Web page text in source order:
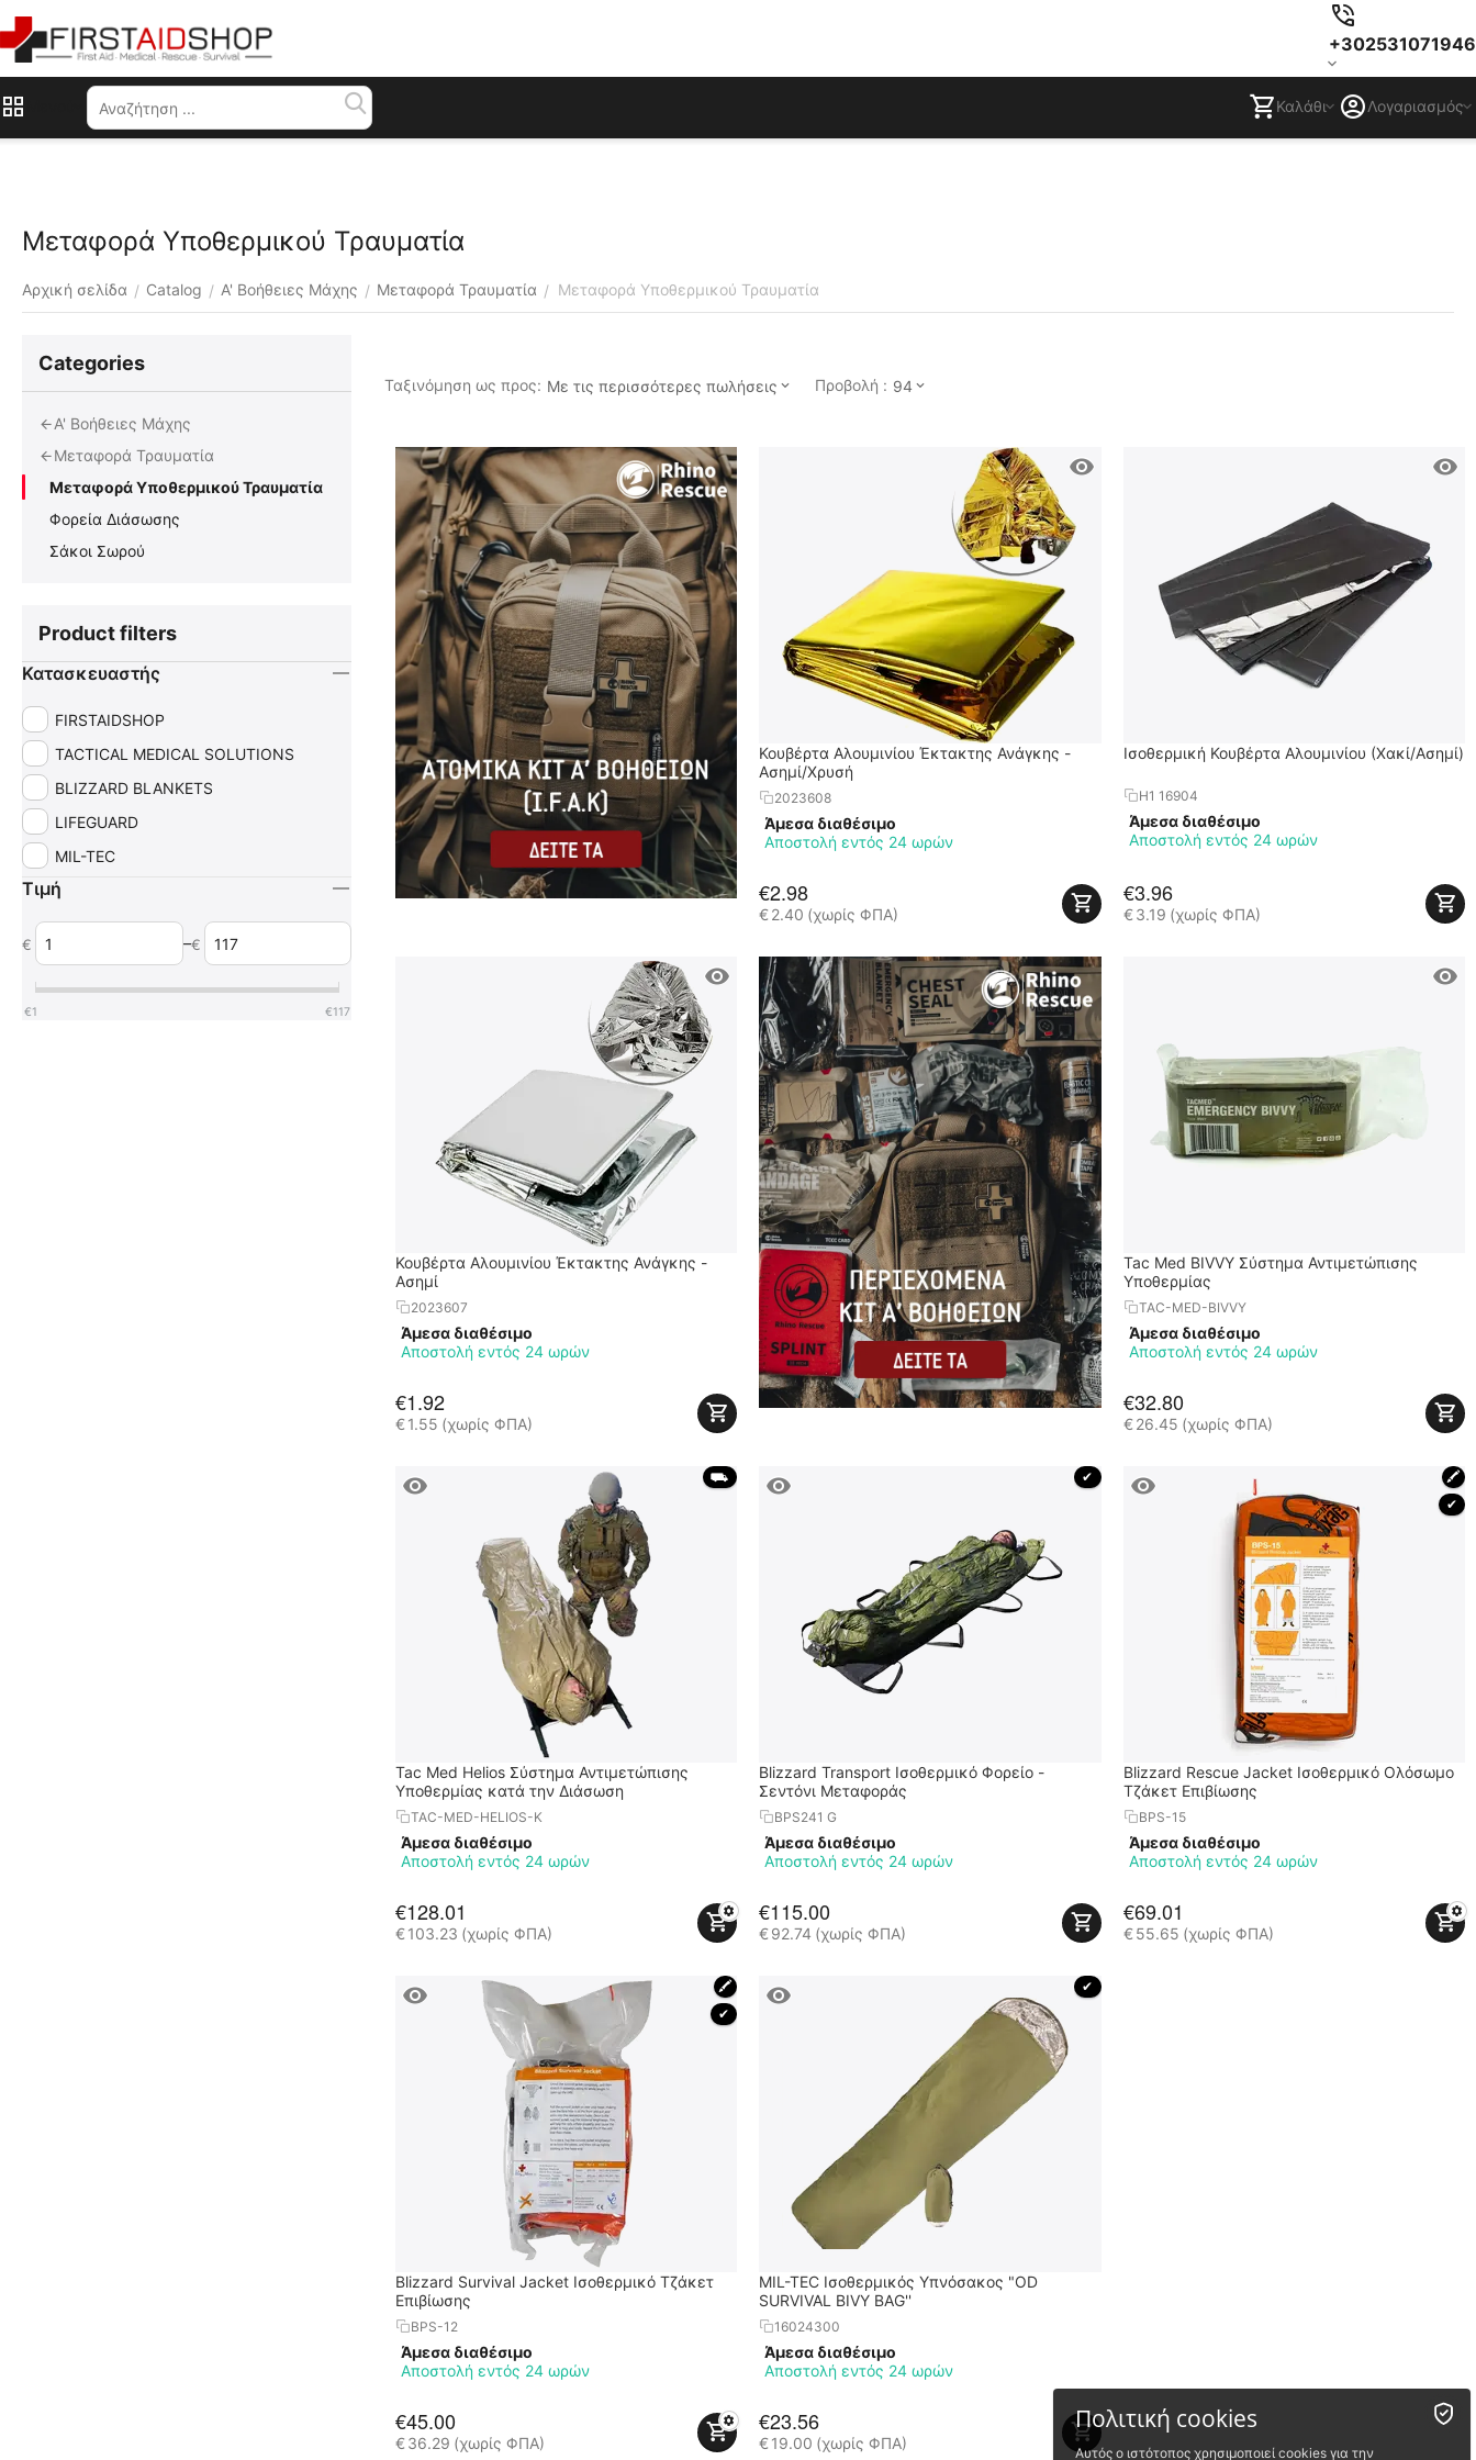
+302531071946
Καλάθι Λογαριασμός
Μεταφορά Υποθερμικού Τραυματία
Αρχική σελίδα / Catalog / Α' Βοήθειες Μάχης / Μεταφορά Τραυματία / Μεταφορά Υποθερμικού Τραυματία
Ταξινόμηση ως προς: Με τις περισσότερες πωλήσεις Προβολή : 94
Κουβέρτα Αλουμινίου Έκτακτης Ανάγκης -
Ασημί/Χρυσή
2023608
Άμεσα διαθέσιμο
Αποστολή εντός 24 ωρών
€2.98
€2.40 (χωρίς ΦΠΑ)
Ισοθερμική Κουβέρτα Αλουμινίου (Χακί/Ασημί)
H1 16904
Άμεσα διαθέσιμο
Αποστολή εντός 24 ωρών
€3.96
€3.19 (χωρίς ΦΠΑ)
Κουβέρτα Αλουμινίου Έκτακτης Ανάγκης -
Ασημί
2023607
Άμεσα διαθέσιμο
Αποστολή εντός 24 ωρών
€1.92
€1.55 (χωρίς ΦΠΑ)
Tac Med BIVVY Σύστημα Αντιμετώπισης
Υποθερμίας
TAC-MED-BIVVY
Άμεσα διαθέσιμο
Αποστολή εντός 24 ωρών
€32.80
€26.45 (χωρίς ΦΠΑ)
⛟
Tac Med Helios Σύστημα Αντιμετώπισης
Υποθερμίας κατά την Διάσωση
TAC-MED-HELIOS-K
Άμεσα διαθέσιμο
Αποστολή εντός 24 ωρών
€128.01
€103.23 (χωρίς ΦΠΑ)
✔
Blizzard Transport Ισοθερμικό Φορείο -
Σεντόνι Μεταφοράς
BPS241 G
Άμεσα διαθέσιμο
Αποστολή εντός 24 ωρών
€115.00
€92.74 (χωρίς ΦΠΑ)
🖍
✔
Blizzard Rescue Jacket Ισοθερμικό Ολόσωμο
Τζάκετ Επιβίωσης
BPS-15
Άμεσα διαθέσιμο
Αποστολή εντός 24 ωρών
€69.01
€55.65 (χωρίς ΦΠΑ)
🖍
✔
Blizzard Survival Jacket Ισοθερμικό Τζάκετ
Επιβίωσης
BPS-12
Άμεσα διαθέσιμο
Αποστολή εντός 24 ωρών
€45.00
€36.29 (χωρίς ΦΠΑ)
✔
MIL-TEC Ισοθερμικός Υπνόσακος "OD
SURVIVAL BIVY BAG''
16024300
Άμεσα διαθέσιμο
Αποστολή εντός 24 ωρών
€23.56
€19.00 (χωρίς ΦΠΑ)
Сategories
Α' Βοήθειες Μάχης
Μεταφορά Τραυματία
Μεταφορά Υποθερμικού Τραυματία
Φορεία Διάσωσης
Σάκοι Σωρού
Product filters
Κατασκευαστής
FIRSTAIDSHOP
TACTICAL MEDICAL SOLUTIONS
BLIZZARD BLANKETS
LIFEGUARD
MIL-TEC
Τιμή
€ –€
€1 €117
Πολιτική cookies
Αυτός ο ιστότοπος χρησιμοποιεί cookies για την